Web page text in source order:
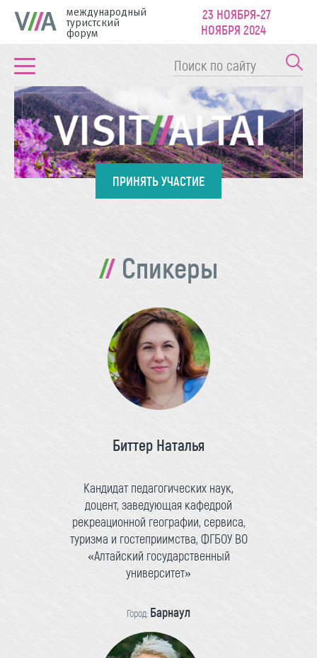
международный
туристский
форум
23 НОЯБРЯ-27
НОЯБРЯ 2024
ПРИНЯТЬ УЧАСТИЕ
Спикеры
Биттер Наталья
Кандидат педагогических наук,
доцент, заведующая кафедрой
рекреационной географии, сервиса,
туризма и гостеприимства, ФГБОУ ВО
«Алтайский государственный
университет»
Город: Барнаул